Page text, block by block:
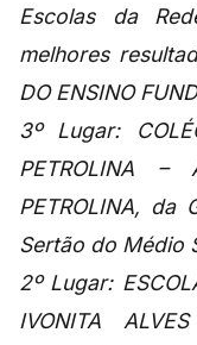
Escolas da
melhores
DO ENSINO
3º Lugar:
PETROLINA
PETROLINA, da
Sertão do Médio
2º Lugar:
IVONITA